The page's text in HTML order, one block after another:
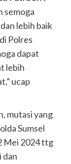
semoga
lebih baik
Polres
dapat
lebih
ucap
mutasi yang
Sumsel
Mei 2024 ttg
dan